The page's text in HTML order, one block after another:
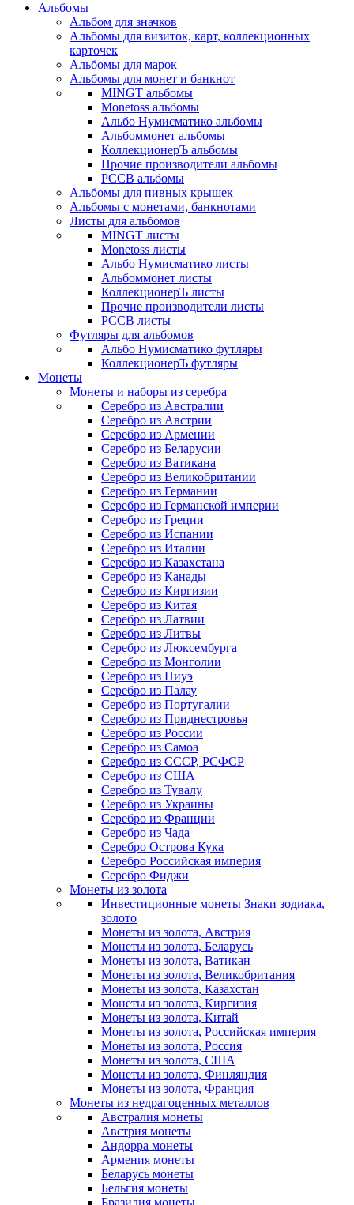
Альбомы
Альбом для значков
Альбомы для визиток, карт, коллекционных
карточек
Альбомы для марок
Альбомы для монет и банкнот
MINGT альбомы
Monetoss альбомы
Альбо Нумисматико альбомы
Альбоммонет альбомы
КоллекционерЪ альбомы
Прочие производители альбомы
РССВ альбомы
Альбомы для пивных крышек
Альбомы с монетами, банкнотами
Листы для альбомов
MINGT листы
Monetoss листы
Альбо Нумисматико листы
Альбоммонет листы
КоллекционерЪ листы
Прочие производители листы
РССВ листы
Футляры для альбомов
Альбо Нумисматико футляры
КоллекционерЪ футляры
Монеты
Монеты и наборы из серебра
Серебро из Австралии
Серебро из Австрии
Серебро из Армении
Серебро из Беларусии
Серебро из Ватикана
Серебро из Великобритании
Серебро из Германии
Серебро из Германской империи
Серебро из Греции
Серебро из Испании
Серебро из Италии
Серебро из Казахстана
Серебро из Канады
Серебро из Киргизии
Серебро из Китая
Серебро из Латвии
Серебро из Литвы
Серебро из Люксембурга
Серебро из Монголии
Серебро из Ниуэ
Серебро из Палау
Серебро из Португалии
Серебро из Приднестровья
Серебро из России
Серебро из Самоа
Серебро из СССР, РСФСР
Серебро из США
Серебро из Тувалу
Серебро из Украины
Серебро из Франции
Серебро из Чада
Серебро Острова Кука
Серебро Российская империя
Серебро Фиджи
Монеты из золота
Инвестиционные монеты Знаки зодиака,
золото
Монеты из золота, Австрия
Монеты из золота, Беларусь
Монеты из золота, Ватикан
Монеты из золота, Великобритания
Монеты из золота, Казахстан
Монеты из золота, Киргизия
Монеты из золота, Китай
Монеты из золота, Российская империя
Монеты из золота, Россия
Монеты из золота, США
Монеты из золота, Финляндия
Монеты из золота, Франция
Монеты из недрагоценных металлов
Австралия монеты
Австрия монеты
Андорра монеты
Армения монеты
Беларусь монеты
Бельгия монеты
Бразилия монеты